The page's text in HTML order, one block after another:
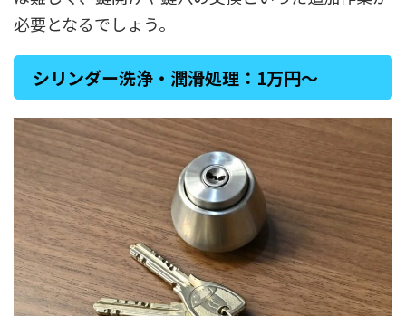
必要となるでしょう。
シリンダー洗浄・潤滑処理：1万円～